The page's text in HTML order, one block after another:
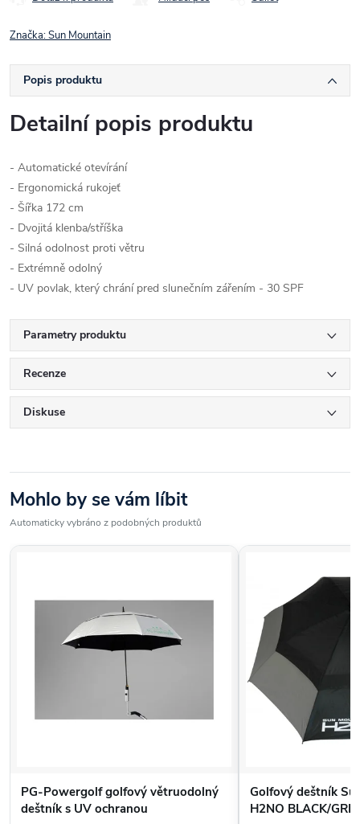
Značka:Sun Mountain
Popis produktu
Detailní popis produktu
- Automatické otevírání
- Ergonomická rukojeť
- Šířka 172 cm
- Dvojitá klenba/stříška
- Silná odolnost proti větru
- Extrémně odolný
- UV povlak, který chrání pred slunečním zářením - 30 SPF
Parametry produktu
Recenze
Diskuse
Mohlo by se vám líbit
Automaticky vybráno z podobných produktů
PG-Powergolf golfový větruodolný
deštník s UV ochranou
Golfový deštník
H2NO BLACK/